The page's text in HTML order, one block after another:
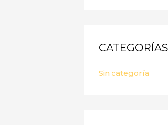
CATEGORÍAS
Sin categoría